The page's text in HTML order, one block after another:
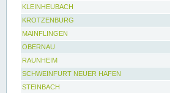
KLEINHEUBACH
KROTZENBURG
MAINFLINGEN
OBERNAU
RAUNHEIM
SCHWEINFURT NEUER HAFEN
STEINBACH